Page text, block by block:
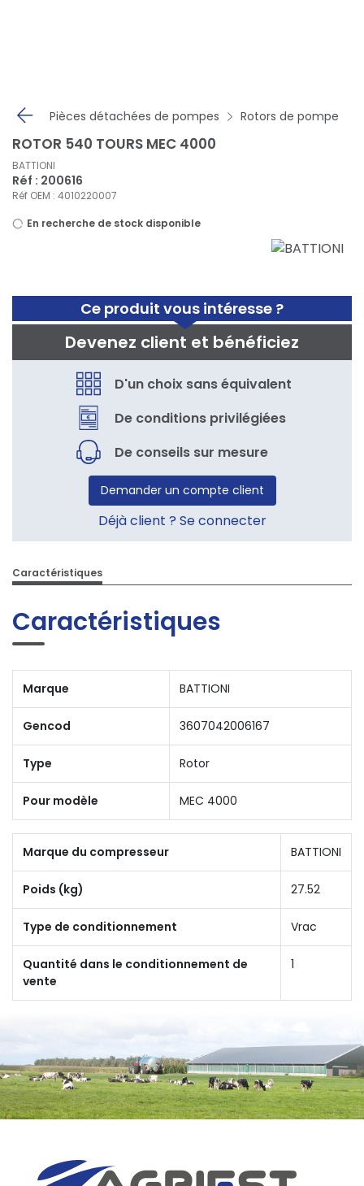
Pièces détachées de pompes Rotors de pompe
Ce produit vous intéresse ?
Devenez client et bénéficiez
D'un choix sans équivalent
De conditions privilégiées
De conseils sur mesure
Demander un compte client
Déjà client ? Se connecter
ROTOR 540 TOURS MEC 4000
BATTIONI
Réf : 200616
Réf OEM : 4010220007
En recherche de stock disponible
Caractéristiques
Caractéristiques
Marque BATTIONI
Gencod 3607042006167
Type Rotor
Pour modèle MEC 4000
Marque du compresseur BATTIONI
Poids (kg) 27.52
Type de conditionnement Vrac
Quantité dans le conditionnement de
vente
1